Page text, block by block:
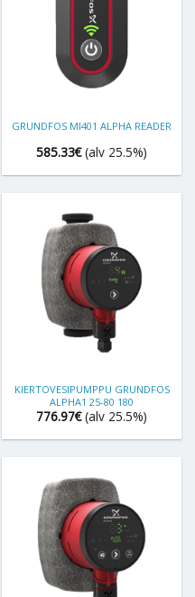
GRUNDFOS MI401 ALPHA READER
585.33€ (alv 25.5%)
KIERTOVESIPUMPPU GRUNDFOS
ALPHA1 25-80 180
776.97€ (alv 25.5%)